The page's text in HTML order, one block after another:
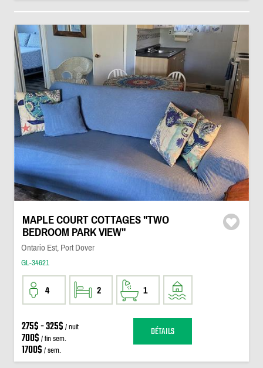
MAPLE COURT COTTAGES "TWO
BEDROOM PARK VIEW"
Ontario Est, Port Dover
GL-34621
4 2 1
275$ - 325$ / nuit
700$ / fin sem.
1700$ / sem.
DÉTAILS